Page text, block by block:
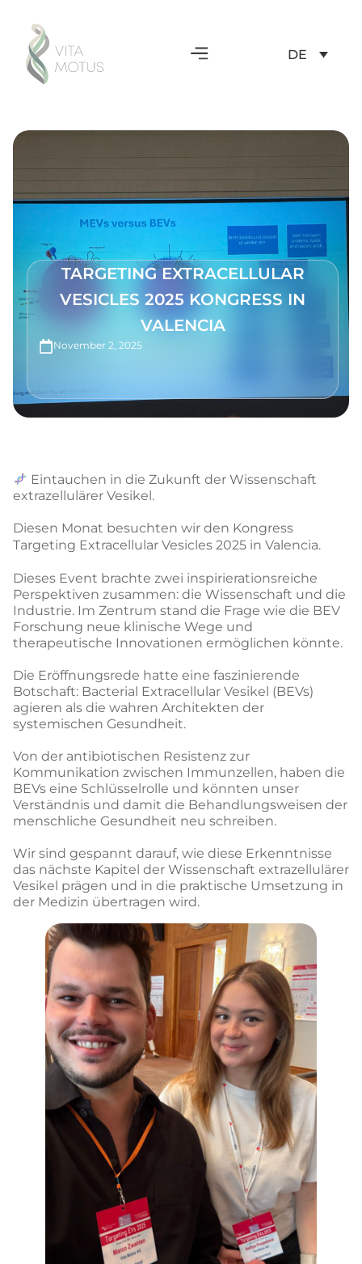
DE
TARGETING EXTRACELLULAR
VESICLES 2025 KONGRESS IN
VALENCIA
November 2, 2025
Eintauchen in die Zukunft der Wissenschaft
extrazellulärer Vesikel.
Diesen Monat besuchten wir den Kongress
Targeting Extracellular Vesicles 2025 in Valencia.
Dieses Event brachte zwei inspirierationsreiche
Perspektiven zusammen: die Wissenschaft und die
Industrie. Im Zentrum stand die Frage wie die BEV
Forschung neue klinische Wege und
therapeutische Innovationen ermöglichen könnte.
Die Eröffnungsrede hatte eine faszinierende
Botschaft: Bacterial Extracellular Vesikel (BEVs)
agieren als die wahren Architekten der
systemischen Gesundheit.
Von der antibiotischen Resistenz zur
Kommunikation zwischen Immunzellen, haben die
BEVs eine Schlüsselrolle und könnten unser
Verständnis und damit die Behandlungsweisen der
menschliche Gesundheit neu schreiben.
Wir sind gespannt darauf, wie diese Erkenntnisse
das nächste Kapitel der Wissenschaft extrazellulärer
Vesikel prägen und in die praktische Umsetzung in
der Medizin übertragen wird.